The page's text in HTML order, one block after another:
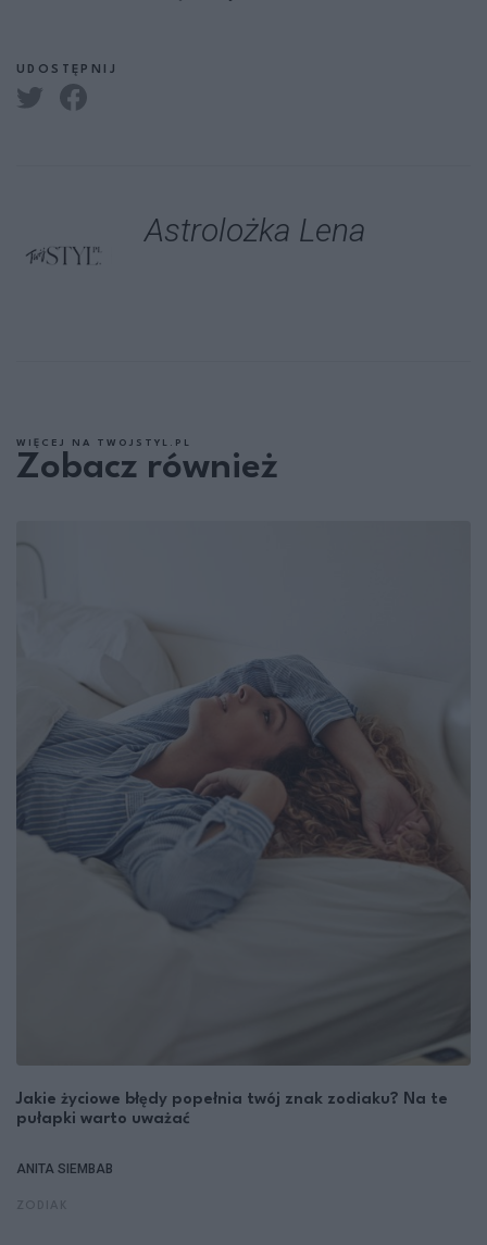
UDOSTĘPNIJ
Astrolożka Lena
WIĘCEJ NA TWOJSTYL.PL
Zobacz również
Jakie życiowe błędy popełnia twój znak zodiaku? Na te
pułapki warto uważać
ANITA SIEMBAB